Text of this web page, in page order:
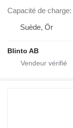
Capacité de charge
Suède, Ör
Blinto AB